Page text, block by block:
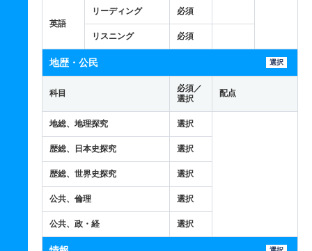
英語
リーディング 必須
リスニング 必須
地歴・公民 選択
科目
必須／
選択
配点
地総、地理探究 選択
歴総、日本史探究 選択
歴総、世界史探究 選択
公共、倫理 選択
公共、政・経 選択